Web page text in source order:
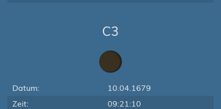
C3
Datum:
10.04.1679
Zeit:
09:21:10